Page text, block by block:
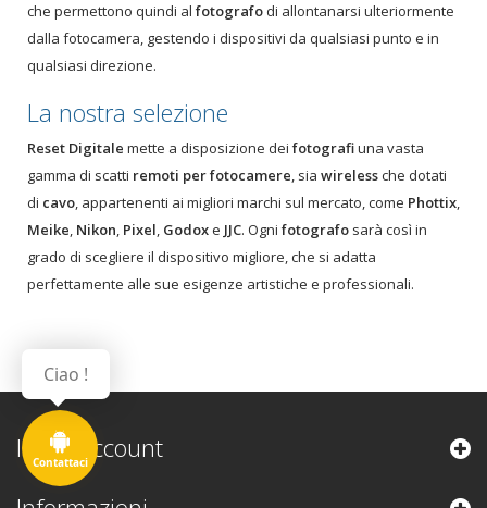
che permettono quindi al fotografo di allontanarsi ulteriormente
dalla fotocamera, gestendo i dispositivi da qualsiasi punto e in
qualsiasi direzione.
La nostra selezione
Reset Digitale mette a disposizione dei fotografiuna vasta
gamma di scatti remoti per fotocamere, sia wirelessche dotati
di cavo, appartenenti ai migliori marchi sul mercato, come Phottix,
Meike, Nikon, Pixel, Godoxe JJC. Ogni fotografo sarà così in
grado di scegliere il dispositivo migliore, che si adatta
perfettamente alle sue esigenze artistiche e professionali.
Il mio account
Contattaci
Ciao !